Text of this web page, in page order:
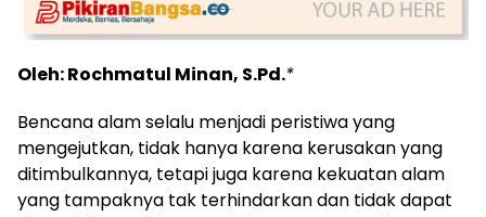
Oleh: Rochmatul Minan, S.Pd.*
Bencana alam selalu menjadi peristiwa yang
mengejutkan, tidak hanya karena kerusakan yang
ditimbulkannya, tetapi juga karena kekuatan alam
yang tampaknya tak terhindarkan dan tidak dapat